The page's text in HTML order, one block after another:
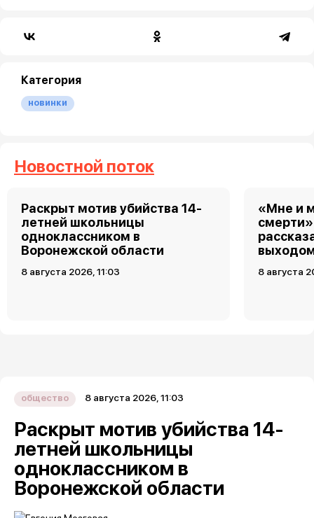
Категория
новинки
Новостной поток
Раскрыт мотив убийства 14-
летней школьницы
одноклассником в
Воронежской области
8 августа 2026, 11:03
«Мне и
8 августа
общество 8 августа 2026, 11:03
Раскрыт мотив убийства 14-
летней школьницы
одноклассником в
Воронежской области